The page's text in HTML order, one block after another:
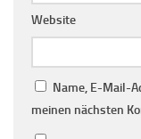
Website
Name, E-Mail-
meinen nächsten